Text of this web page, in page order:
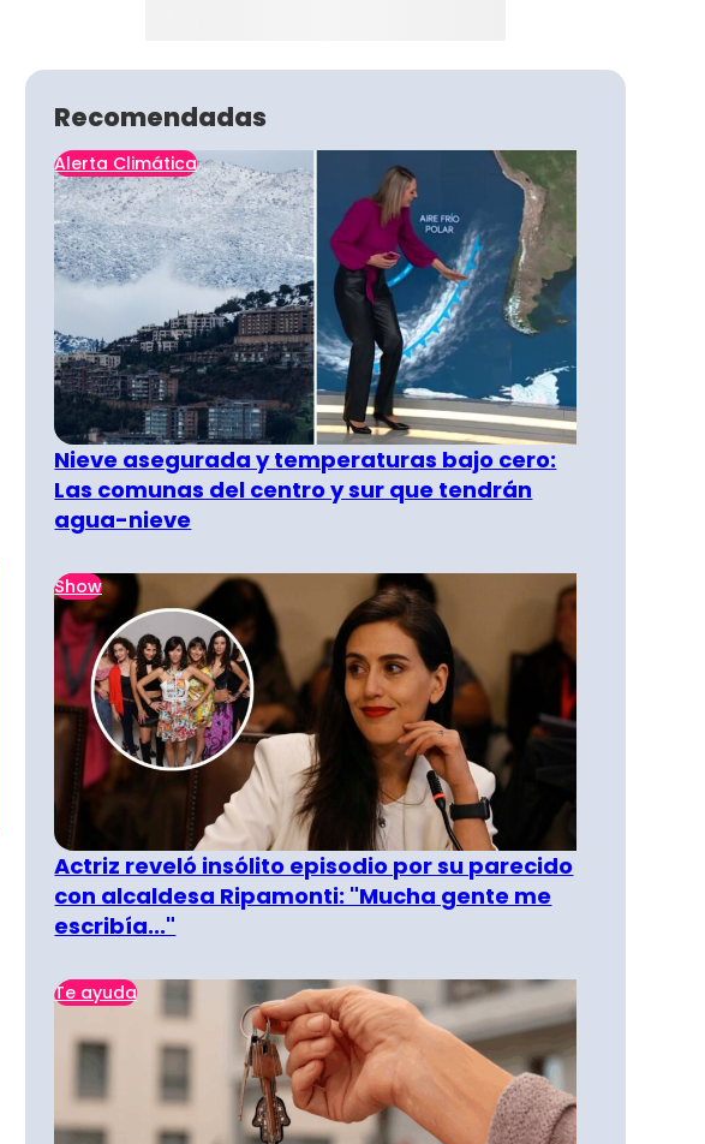
Recomendadas
Alerta Climática
Nieve asegurada y temperaturas bajo cero:
Las comunas del centro y sur que tendrán
agua-nieve
Show
Actriz reveló insólito episodio por su parecido
con alcaldesa Ripamonti: "Mucha gente me
escribía..."
Te ayuda